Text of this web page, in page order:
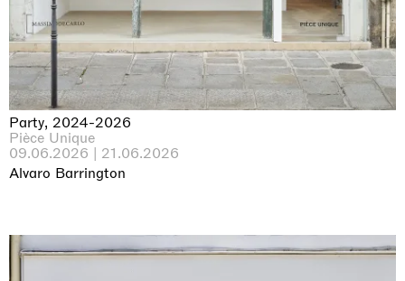
Party, 2024-2026
Pièce Unique
09.06.2026 | 21.06.2026
Alvaro Barrington